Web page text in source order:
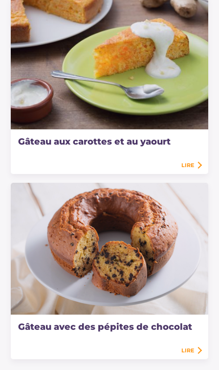
Gâteau aux carottes et au yaourt
LIRE
Gâteau avec des pépites de chocolat
LIRE